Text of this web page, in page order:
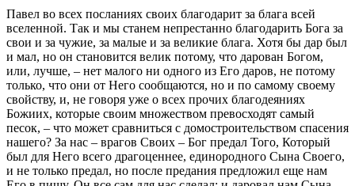
Павел во всех посланиях своих благодарит за блага всей
вселенной. Так и мы станем непрестанно благодарить Бога за
свои и за чужие, за малые и за великие блага. Хотя бы дар был
и мал, но он становится велик потому, что дарован Богом,
или, лучше, – нет малого ни одного из Его даров, не потому
только, что они от Него сообщаются, но и по самому своему
свойству, и, не говоря уже о всех прочих благодеяниях
Божиих, которые своим множеством превосходят самый
песок, – что может сравниться с домостроительством спасения
нашего? За нас – врагов Своих – Бог предал Того, Который
был для Него всего драгоценнее, единородного Сына Своего,
и не только предал, но после предания предложил еще нам